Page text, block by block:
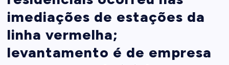
imediações de estações da
linha vermelha;
levantamento é de empresa